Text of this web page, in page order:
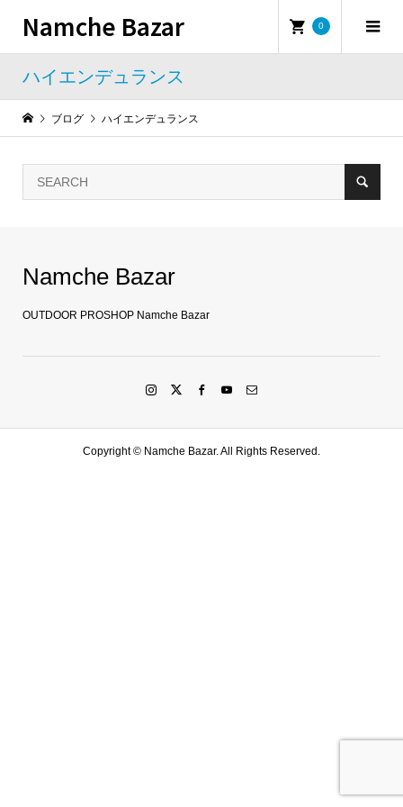
Namche Bazar 0
ハイエンデュランス
ブログ ハイエンデュランス
Namche Bazar
OUTDOOR PROSHOP Namche Bazar
Copyright © Namche Bazar. All Rights Reserved.
LINE友達登録